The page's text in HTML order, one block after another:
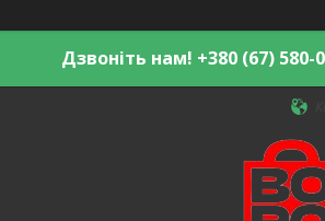
Дзвоніть нам! +380 (67) 580-